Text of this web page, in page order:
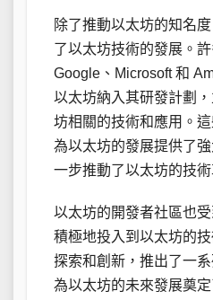
除了推動以太坊的知名
了以太坊技術的發展。
Google、Microsoft 和
以太坊納入其研發計劃
坊相關的技術和應用。
為以太坊的發展提供了
一步推動了以太坊的技術
以太坊的開發者社區也
積極地投入到以太坊的
探索和創新，推出了一
為以太坊的未來發展奠